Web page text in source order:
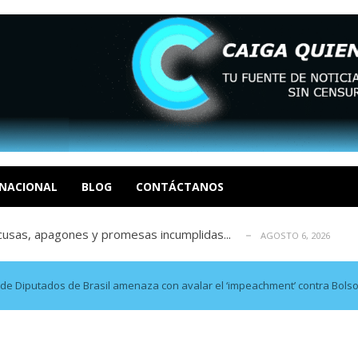
BLOG CONTÁCTANOS
un mercado impulsado por el auge de... AGOSTO 6, 2026
en La Guaira que hasta ahora no había ... AGOSTO 6, 2026
las elecciones libres en Vene...
apagones y promesas incumplidas...
de derechos humanos en el Minister... AGOSTO 6, 2026
un mercado impulsado por el auge de... AGOSTO 6, 2026
en La Guaira que hasta ahora no había ... AGOSTO 6, 2026
las elecciones libres en Vene... AGOSTO 6, 2026
apagones y promesas incumplidas...
Diputados de Brasil amenaza con avalar el ‘impeachment’ contra